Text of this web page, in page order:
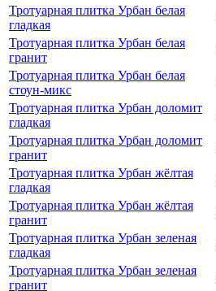
Тротуарная плитка Урбан белая
гладкая
Тротуарная плитка Урбан белая
гранит
Тротуарная плитка Урбан белая
стоун-микс
Тротуарная плитка Урбан доломит
гладкая
Тротуарная плитка Урбан доломит
гранит
Тротуарная плитка Урбан жёлтая
гладкая
Тротуарная плитка Урбан жёлтая
гранит
Тротуарная плитка Урбан зеленая
гладкая
Тротуарная плитка Урбан зеленая
гранит